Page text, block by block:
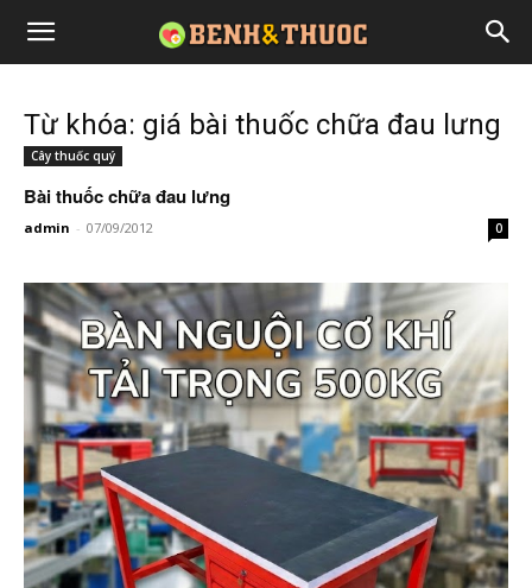
Từ khóa: giá bài thuốc chữa đau lưng
Cây thuốc quý
Bài thuốc chữa đau lưng
admin - 07/09/2012 0